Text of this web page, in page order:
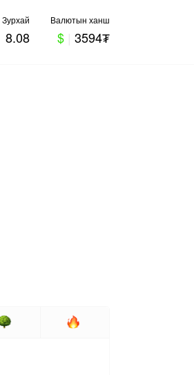
Зурхай
8.08
Валютын ханш
$ | 3594₮